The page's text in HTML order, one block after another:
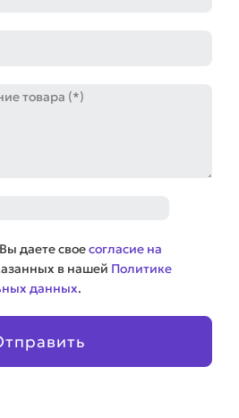
даете своесогласие на
в нашей Политике
данных.